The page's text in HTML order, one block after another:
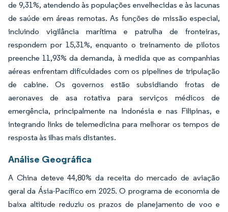
de 9,31%, atendendo às populações envelhecidas e às lacunas
de saúde em áreas remotas. As funções de missão especial,
incluindo vigilância marítima e patrulha de fronteiras,
respondem por 15,31%, enquanto o treinamento de pilotos
preenche 11,93% da demanda, à medida que as companhias
aéreas enfrentam dificuldades com os pipelines de tripulação
de cabine. Os governos estão subsidiando frotas de
aeronaves de asa rotativa para serviços médicos de
emergência, principalmente na Indonésia e nas Filipinas, e
integrando links de telemedicina para melhorar os tempos de
resposta às ilhas mais distantes.
Análise Geográfica
A China deteve 44,80% da receita do mercado de aviação
geral da Ásia-Pacífico em 2025. O programa de economia de
baixa altitude reduziu os prazos de planejamento de voo e